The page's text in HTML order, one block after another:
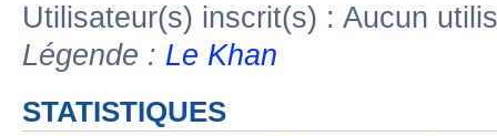
Utilisateur(s) inscrit(s) : Aucun
Légende : Le Khan
STATISTIQUES